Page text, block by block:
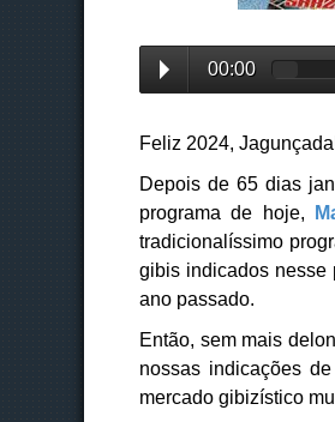
00:00
Feliz 2024,
Depois de 65 dias
programa de hoje,
tradicionalíssimo
gibis indicados nesse
ano passado.
Então, sem mais
nossas indicações
mercado gibizístico